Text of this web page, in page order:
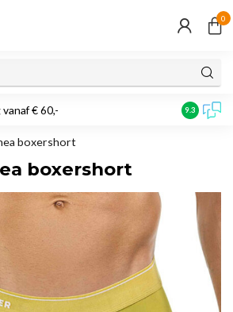
0
€ 60,- 9.3
boxershort
boxershort